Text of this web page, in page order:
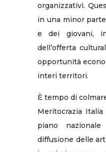
organizzativi.
in una minor
e dei giovani,
dell’offerta
opportunità
interi territori.
È tempo di
Meritocrazia
piano
diffusione delle